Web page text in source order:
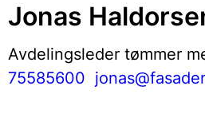
Jonas
Avdelingsleder tømmer
75585600